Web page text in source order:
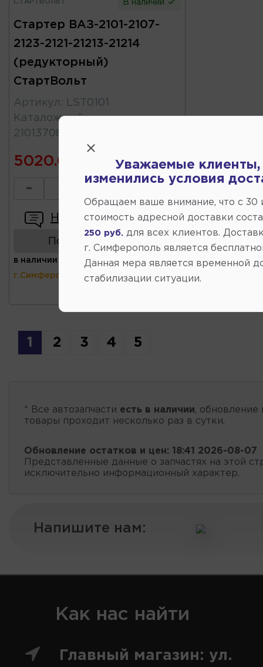
СТАРТВОЛЬТ В наличии
Стартер ВАЗ-2101-2107-
2123-2121-21213-21214
(редукторный)
СтартВольт
Артикул :
LST0101
Каталожный:
21013708000\2121337080100
5020.00
-
Написать отзыв
Показать аналоги
в наличии (ул.Коммунальная 43,
г.Симферополь)
1 2 3 4 5
* Все автозапчасти есть в наличии, обновление
товары проходит несколько раз в сутки.
Обновление остатков и цен: 18:41 2026-08-07
Представленные данные о запчастях на этой
исключительно информационный характер.
Напишите нам:
Как нас найти
Главный магазин: ул.
Уважаемые клиенты,
изменились условия
Обращаем ваше внимание, что c 30
стоимость адресной доставки
250 руб. для всех клиентов.
г. Симферополь является
Данная мера является временной
стабилизации ситуации.